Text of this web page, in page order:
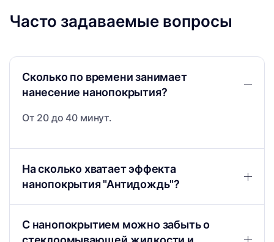
Часто задаваемые вопросы
Сколько по времени занимает
нанесение нанопокрытия?
От 20 до 40 минут.
На сколько хватает эффекта
нанопокрытия "Антидождь"?
С нанопокрытием можно забыть о